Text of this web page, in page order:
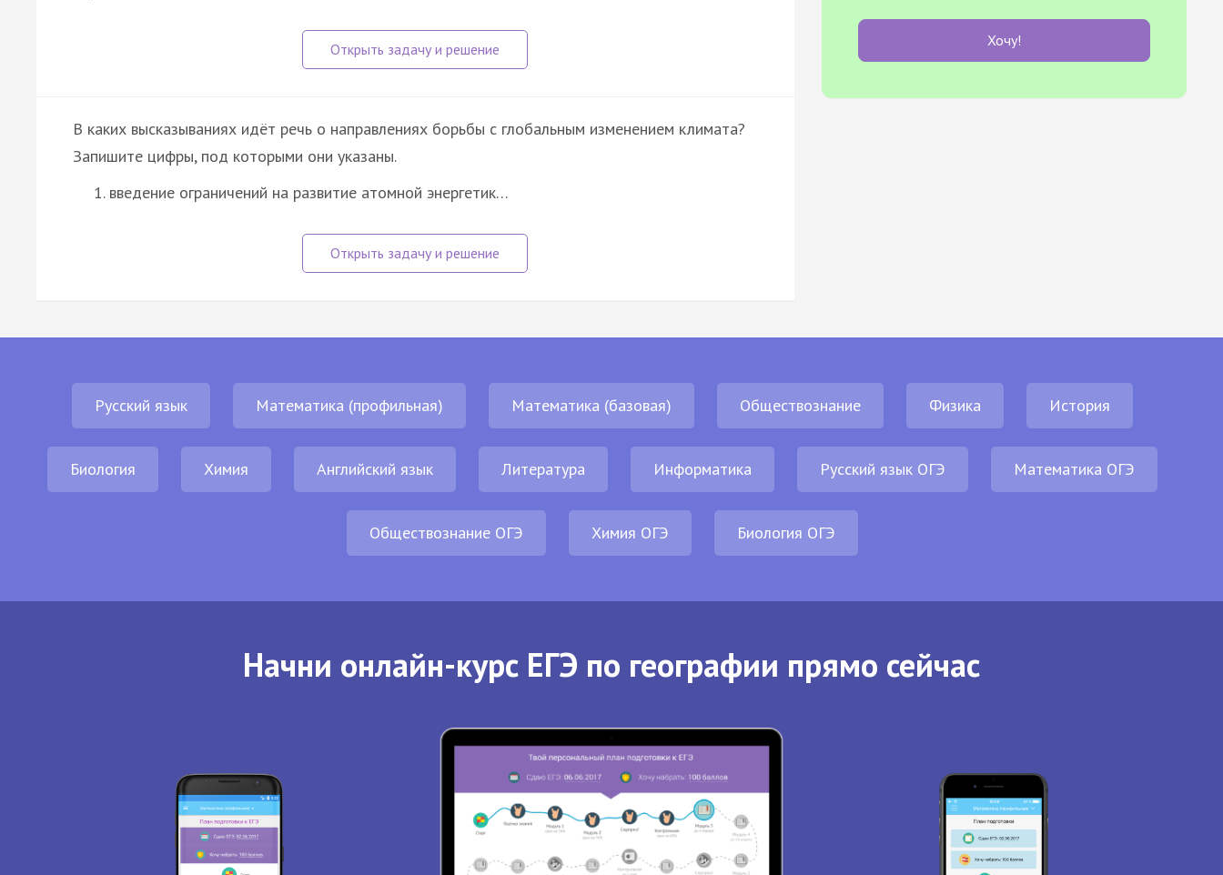
В каких высказываниях идёт речь о направлениях борьбы с глобальным изменением климата?
Запишите цифры, под которыми они указаны.
введение ограничений на развитие атомной энергетик…
Хочу!
Русский язык Математика (профильная) Математика (базовая) Обществознание Физика История
Биология Химия Английский язык Литература Информатика Русский язык ОГЭ Математика ОГЭ
Обществознание ОГЭ Химия ОГЭ Биология ОГЭ
Начни онлайн-курс ЕГЭ по географии прямо сейчас